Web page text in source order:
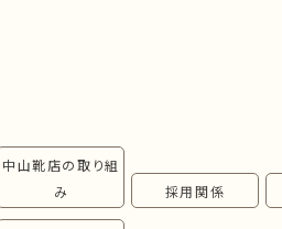
中山靴店の取り組
み
採用関係